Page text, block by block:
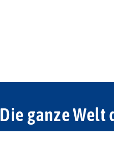
Die ganze Welt